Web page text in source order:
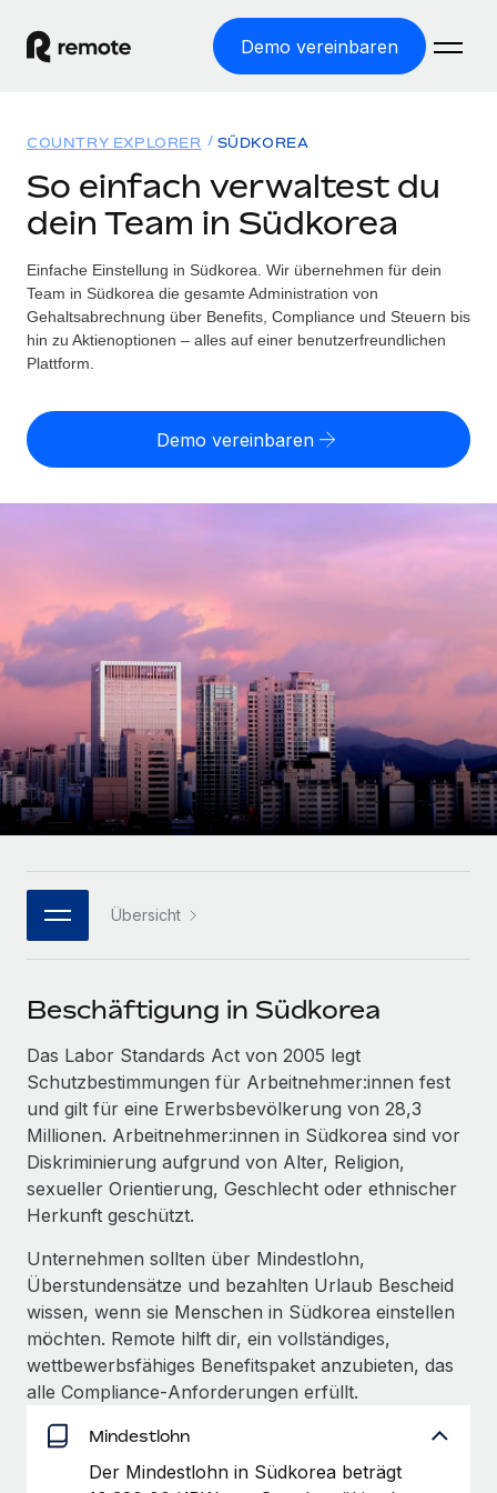
Demo vereinbaren
WELTWEITE BESCHÄFTIGUNG
Globale Payroll
Einfache, rechtssicher Payroll
Employer of Record
Weltweites Wachstum ohne Kosten für Niederlassungen
Contractor of Record
Rechtssichere, weltweite Arbeit mit Freelancer:innen
Globales Onboarding und Verwalten von
Auslagern von komplexen HR-Aufgaben
INFRASTRUKTUR
Remote Embedded
Nahtlose Integration der HR in bestehende Abläufe
Plattform
Integrierte HR-Kernfunktionen für dein Team
MCP
Integrationen
Tools
DIENSTLEISTUNGEN
Frag unsere Expert:innen
Hilfe von Expert:innen für globale HR & Compliance
Background-Checks
Einfacheres Bewerber:innen-Screening
Compliance Watchtower
Lückenlose Compliance
Geräteverwaltung
Globale Bereitstellung und Verfolgung von IT-
Geräten
Gründung von Niederlassungen
Schnelle, rechtssichere Gründung von
Lösungen
WELTWEITE ABDECKUNG
Country Explorer
Länderspezifische Unterstützung bei der Einstellung
Einfache Einstellung in allen US-Bundesstaaten
Startups
Agile HR- und Payroll-Lösungen für wachsende
Unternehmen
Mittelstand
Maßgeschneiderte HR-Lösungen, um Teams zu
vergrößern
Enterprise
Globale HR für Konzerne und Großunternehmen
PARTNER WERDEN
Flexible Einbettung von Global-HR-Funktionen in deine
Partner werden
Entdecke die Möglichkeiten einer Partnerschaft
Remote Build
Demnächst verfügbar
Beratung zu Integrationen und KI-Automatisierung
So hat der KI-Vorreiter Weaviate sein Team mit
Weaviate auf einen Blick Weaviate entwickelt KI-basierte
Open-Source-Infrastrukturen. Das...
Mehr erfahren
Reverse Tech und Remote für Contractor
Ressourcen
TOOLS UND RECHNER
Scheinselbstständigkeitsrisiko berechnen
Personalkostenrechner
Informationen zu möglichen Währungen und
Abwicklungsfristen für globale Freelancer:innen
LERNEN MIT REMOTE
Forschung und Leitfäden
Fallstudien
HR-Glossar
Bibliothek für Stellenbeschreibungen
Webinare
Events
Newsroom
Informationen zu Gehältern und Qualifikationen
Insights Center
Hol dir Unterstützung
Alle Ressourcen anzeigen
Globale Payroll
EOR und PEO
Contractor Management
Steuern
Preise
Deutsch
Italiano
Português (Portugal)
한국어
COUNTRY EXPLORER SÜDKOREA
So einfach verwaltest du
dein Team in Südkorea
Einfache Einstellung in Südkorea. Wir übernehmen für dein
Team in Südkorea die gesamte Administration von
Gehaltsabrechnung über Benefits, Compliance und Steuern bis
hin zu Aktienoptionen – alles auf einer benutzerfreundlichen
Plattform.
Demo vereinbaren
Übersicht
Beschäftigung in Südkorea
Das Labor Standards Act von 2005 legt
Schutzbestimmungen für Arbeitnehmer:innen fest
und gilt für eine Erwerbsbevölkerung von 28,3
Millionen. Arbeitnehmer:innen in Südkorea sind vor
Diskriminierung aufgrund von Alter, Religion,
sexueller Orientierung, Geschlecht oder ethnischer
Herkunft geschützt.
Unternehmen sollten über Mindestlohn,
Überstundensätze und bezahlten Urlaub Bescheid
wissen, wenn sie Menschen in Südkorea einstellen
möchten. Remote hilft dir, ein vollständiges,
wettbewerbsfähiges Benefitspaket anzubieten, das
alle Compliance‑Anforderungen erfüllt.
Mindestlohn
Der Mindestlohn in Südkorea beträgt